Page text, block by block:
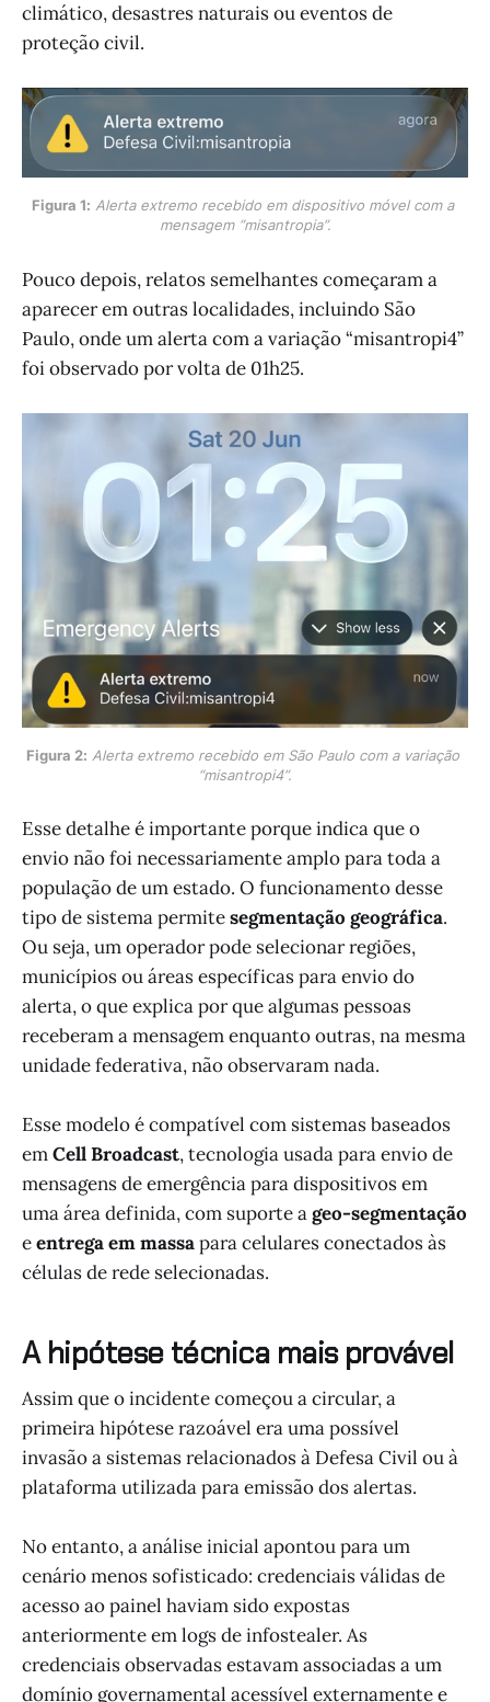
climático, desastres naturais ou eventos de
proteção civil.
Figura 1: Alerta extremo recebido em dispositivo móvel com a
mensagem “misantropia”.
Pouco depois, relatos semelhantes começaram a
aparecer em outras localidades, incluindo São
Paulo, onde um alerta com a variação “misantropi4”
foi observado por volta de 01h25.
Figura 2: Alerta extremo recebido em São Paulo com a variação
“misantropi4”.
Esse detalhe é importante porque indica que o
envio não foi necessariamente amplo para toda a
população de um estado. O funcionamento desse
tipo de sistema permitesegmentação geográfica.
Ou seja, um operador pode selecionar regiões,
municípios ou áreas específicas para envio do
alerta, o que explica por que algumas pessoas
receberam a mensagem enquanto outras, na mesma
unidade federativa, não observaram nada.
Esse modelo é compatível com sistemas baseados
emCell Broadcast, tecnologia usada para envio de
mensagens de emergência para dispositivos em
uma área definida, com suporte ageo-segmentação
eentrega em massapara celulares conectados às
células de rede selecionadas.
A hipótese técnica mais provável
Assim que o incidente começou a circular, a
primeira hipótese razoável era uma possível
invasão a sistemas relacionados à Defesa Civil ou à
plataforma utilizada para emissão dos alertas.
No entanto, a análise inicial apontou para um
cenário menos sofisticado: credenciais válidas de
acesso ao painel haviam sido expostas
anteriormente em logs de infostealer. As
credenciais observadas estavam associadas a um
domínio governamental acessível externamente e